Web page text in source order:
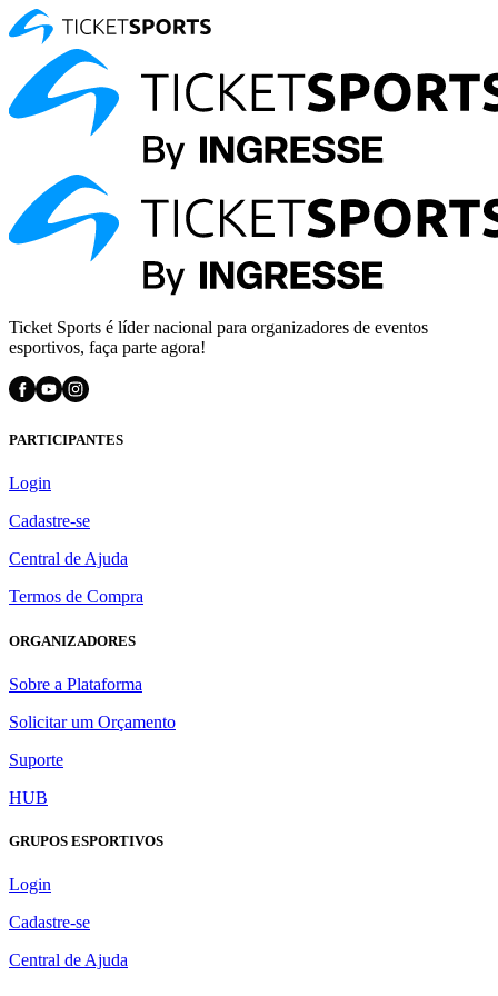
Ticket Sports é líder nacional para organizadores de eventos
esportivos, faça parte agora!
PARTICIPANTES
Login
Cadastre-se
Central de Ajuda
Termos de Compra
ORGANIZADORES
Sobre a Plataforma
Solicitar um Orçamento
Suporte
HUB
GRUPOS ESPORTIVOS
Login
Cadastre-se
Central de Ajuda